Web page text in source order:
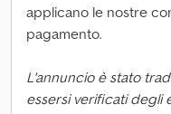
applicano le nostre
pagamento.
L'annuncio è stato
essersi verificati degli